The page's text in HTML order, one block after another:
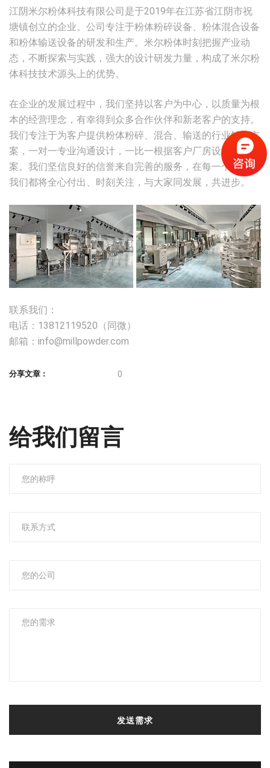
江阴米尔粉体科技有限公司是于2019年在江苏省江阴市祝
塘镇创立的企业。公司专注于粉体粉碎设备、粉体混合设备
和粉体输送设备的研发和生产。米尔粉体时刻把握产业动
态，不断探索与实践，强大的设计研发力量，构成了米尔粉
体科技技术源头上的优势。
在企业的发展过程中，我们坚持以客户为中心，以质量为根
本的经营理念，有幸得到众多合作伙伴和新老客户的支持。
我们专注于为客户提供粉体粉碎、混合、输送的行业解决方
案，一对一专业沟通设计，一比一根据客户厂房设计生产方
案。我们坚信良好的信誉来自完善的服务，在每一个阶段，
我们都将全心付出、时刻关注，与大家同发展，共进步。
联系我们：
电话：13812119520（同微）
邮箱：info@millpowder.com
分享文章 : 0
给我们留言
发送需求